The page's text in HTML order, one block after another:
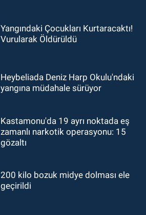
Yangındaki Çocukları Kurtaracaktı!
Vurularak Öldürüldü
Heybeliada Deniz Harp Okulu'ndaki
yangına müdahale sürüyor
Kastamonu'da 19 ayrı noktada eş
zamanlı narkotik operasyonu: 15
gözaltı
200 kilo bozuk midye dolması ele
geçirildi